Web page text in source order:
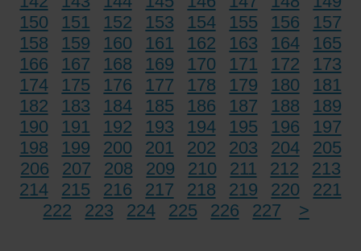
150
151 152 153 154 155 156
157
158
159 160 161 162 163 164
165
166
167 168 169 170 171 172
173
174
175 176 177 178 179 180
181
182
183 184 185 186 187 188
189
190
191 192 193 194 195 196
197
198
199 200 201 202 203 204
205
206
207 208 209 210 211 212
213
214
215 216 217 218 219 220
221
222
223 224 225 226 227 >